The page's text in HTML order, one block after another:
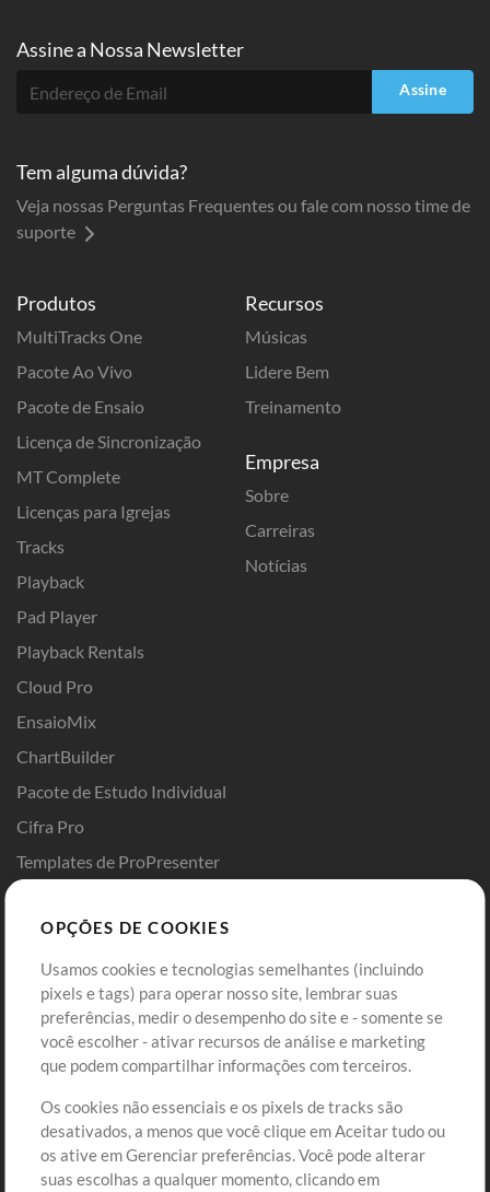
Produtos
MultiTracks One
Pacote Ao Vivo
Pacote de Ensaio
Licença de Sincronização
MT Complete
Licenças para Igrejas
Tracks
Playback
Pad Player
Playback Rentals
Cloud Pro
EnsaioMix
ChartBuilder
Pacote de Estudo Individual
Cifra Pro
Templates de ProPresenter
Recursos
Músicas
Lidere Bem
Treinamento
Empresa
Sobre
Carreiras
Notícias
Comprar Créditos
Conteúdo Grátis
Solicite uma Música
Extras
Sessões
Envie seu conteúdo
Entre
Cadastre-se
Ir ao carrinho
Assine a Nossa Newsletter
Assine
Tem alguma dúvida?
Veja nossas Perguntas Frequentes ou fale com nosso time de
suporte
OPÇÕES DE COOKIES
Usamos cookies e tecnologias semelhantes (incluindo
pixels e tags) para operar nosso site, lembrar suas
preferências, medir o desempenho do site e - somente se
você escolher - ativar recursos de análise e marketing
que podem compartilhar informações com terceiros.
Os cookies não essenciais e os pixels de tracks são
desativados, a menos que você clique em Aceitar tudo ou
os ative em Gerenciar preferências. Você pode alterar
suas escolhas a qualquer momento, clicando em